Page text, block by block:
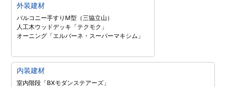
外装建材
バルコニー手すりM型（三協立山）
人工木ウッドデッキ「テクモク」
オーニング「エルバーネ・スーパーマキシム」
内装建材
室内階段「BXモダンステアーズ」